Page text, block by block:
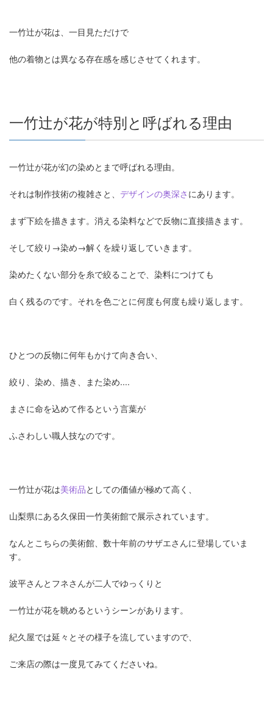
一竹辻が花は、一目見ただけで
他の着物とは異なる存在感を感じさせてくれます。
一竹辻が花が特別と呼ばれる理由
一竹辻が花が幻の染めとまで呼ばれる理由。
それは制作技術の複雑さと、 デザインの奥深さ にあります。
まず下絵を描きます。消える染料などで反物に直接描きます。
そして絞り→染め→解くを繰り返していきます。
染めたくない部分を糸で絞ることで、染料につけても
白く残るのです。それを色ごとに何度も何度も繰り返します。
ひとつの反物に何年もかけて向き合い、
絞り、染め、描き、また染め....
まさに命を込めて作るという言葉が
ふさわしい職人技なのです。
一竹辻が花は美術品としての価値が極めて高く、
山梨県にある久保田一竹美術館で展示されています。
なんとこちらの美術館、数十年前のサザエさんに登場していま
す。
波平さんとフネさんが二人でゆっくりと
一竹辻が花を眺めるというシーンがあります。
紀久屋では延々とその様子を流していますので、
ご来店の際は一度見てみてくださいね。